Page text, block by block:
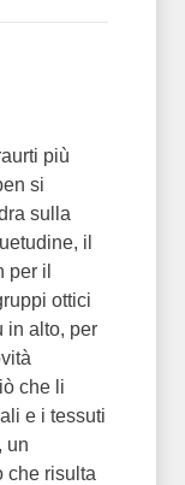
più
si
sulla
il
per il
ottici
in alto, per
che li
e i tessuti
un
che risulta